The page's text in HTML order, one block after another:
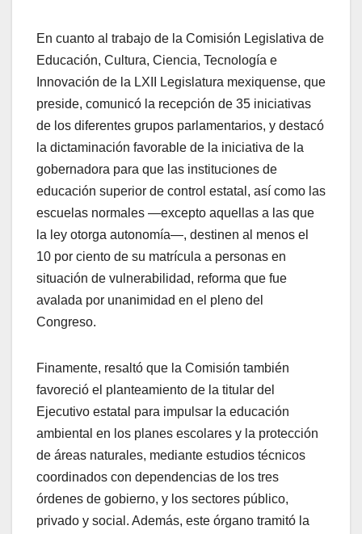
En cuanto al trabajo de la Comisión Legislativa de
Educación, Cultura, Ciencia, Tecnología e
Innovación de la LXII Legislatura mexiquense, que
preside, comunicó la recepción de 35 iniciativas
de los diferentes grupos parlamentarios, y destacó
la dictaminación favorable de la iniciativa de la
gobernadora para que las instituciones de
educación superior de control estatal, así como las
escuelas normales —excepto aquellas a las que
la ley otorga autonomía—, destinen al menos el
10 por ciento de su matrícula a personas en
situación de vulnerabilidad, reforma que fue
avalada por unanimidad en el pleno del
Congreso.
Finamente, resaltó que la Comisión también
favoreció el planteamiento de la titular del
Ejecutivo estatal para impulsar la educación
ambiental en los planes escolares y la protección
de áreas naturales, mediante estudios técnicos
coordinados con dependencias de los tres
órdenes de gobierno, y los sectores público,
privado y social. Además, este órgano tramitó la